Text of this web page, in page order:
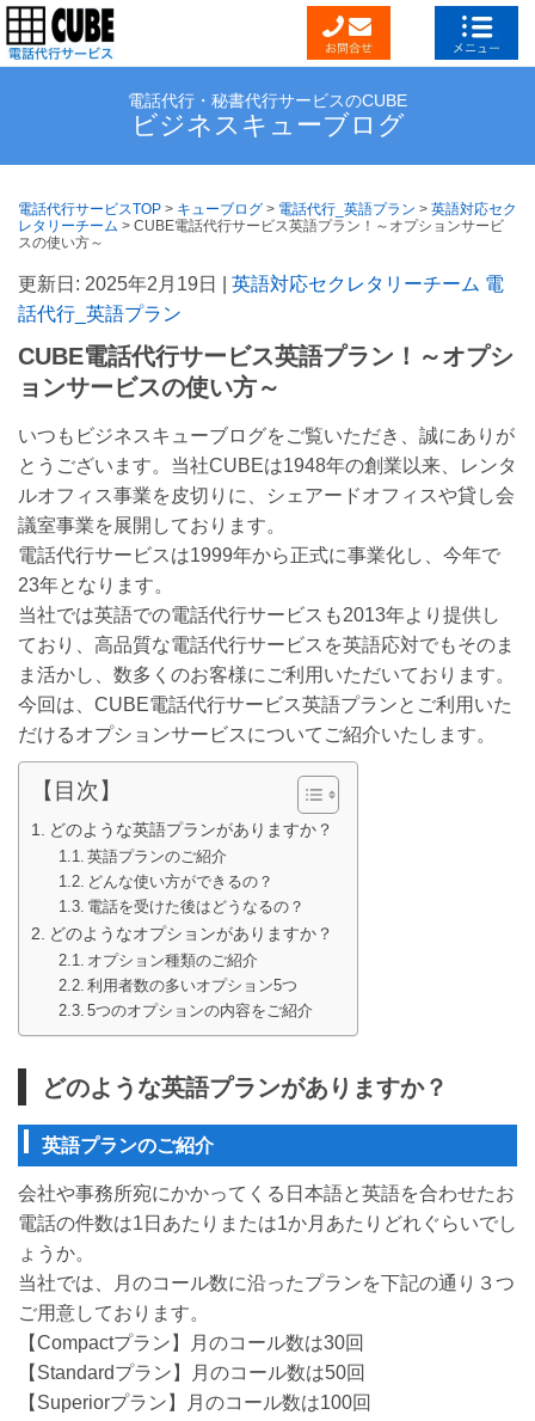
電話代行・秘書代行サービスのCUBE
ビジネスキューブログ
電話代行サービスTOP > キューブログ > 電話代行_英語プラン > 英語対応セク
レタリーチーム > CUBE電話代行サービス英語プラン！～オプションサービ
スの使い方～
更新日: 2025年2月19日 | 英語対応セクレタリーチーム 電
話代行_英語プラン
CUBE電話代行サービス英語プラン！～オプシ
ョンサービスの使い方～
いつもビジネスキューブログをご覧いただき、誠にありが
とうございます。当社CUBEは1948年の創業以来、レンタ
ルオフィス事業を皮切りに、シェアードオフィスや貸し会
議室事業を展開しております。
電話代行サービスは1999年から正式に事業化し、今年で
23年となります。
当社では英語での電話代行サービスも2013年より提供し
ており、高品質な電話代行サービスを英語応対でもそのま
ま活かし、数多くのお客様にご利用いただいております。
今回は、CUBE電話代行サービス英語プランとご利用いた
だけるオプションサービスについてご紹介いたします。
【目次】
どのような英語プランがありますか？
英語プランのご紹介
どんな使い方ができるの？
電話を受けた後はどうなるの？
どのようなオプションがありますか？
オプション種類のご紹介
利用者数の多いオプション5つ
5つのオプションの内容をご紹介
どのような英語プランがありますか？
英語プランのご紹介
会社や事務所宛にかかってくる日本語と英語を合わせたお
電話の件数は1日あたりまたは1か月あたりどれぐらいでし
ょうか。
当社では、月のコール数に沿ったプランを下記の通り３つ
ご用意しております。
【Compactプラン】月のコール数は30回
【Standardプラン】月のコール数は50回
【Superiorプラン】月のコール数は100回